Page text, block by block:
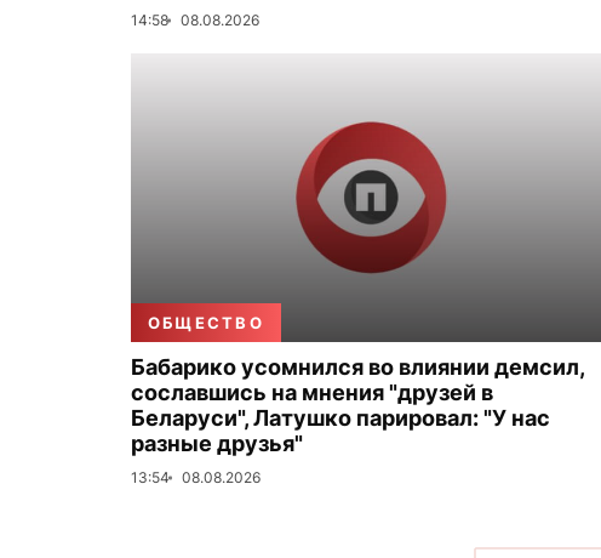
14:58 08.08.2026
ОБЩЕСТВО
Бабарико усомнился во влиянии демсил,
сославшись на мнения "друзей в
Беларуси", Латушко парировал: "У нас
разные друзья"
13:54 08.08.2026